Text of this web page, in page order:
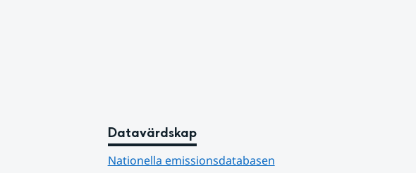
Datavärdskap
Nationella emissionsdatabasen